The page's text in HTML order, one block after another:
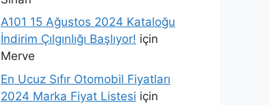
A101 15 Ağustos 2024 Kataloğu
İndirim Çılgınlığı Başlıyor! için
Merve
En Ucuz Sıfır Otomobil Fiyatları
2024 Marka Fiyat Listesi için